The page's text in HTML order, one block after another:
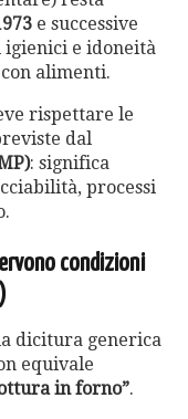
e successive
e idoneità
alimenti.
rispettare le
dal
: significa
processi
condizioni
dicitura generica
equivale
in forno”.